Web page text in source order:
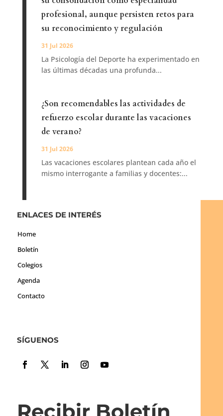
profesional, aunque persisten retos para
su reconocimiento y regulación
31 Jul 2026
La Psicología del Deporte ha experimentado en
las últimas décadas una profunda...
¿Son recomendables las actividades de
refuerzo escolar durante las vacaciones
de verano?
31 Jul 2026
Las vacaciones escolares plantean cada año el
mismo interrogante a familias y docentes:...
ENLACES DE INTERÉS
Home
Boletín
Colegios
Agenda
Contacto
SÍGUENOS